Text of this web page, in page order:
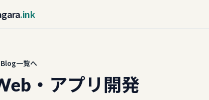
.ink
一覧へ
・アプリ開発